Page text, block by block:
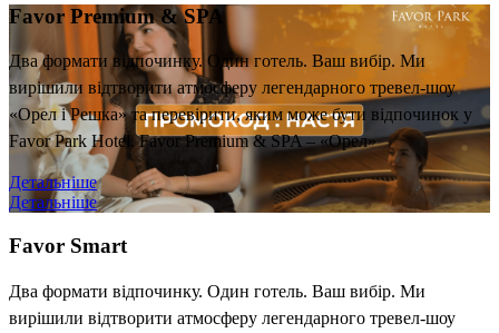
Favor Premium & SPA
Два формати відпочинку. Один готель. Ваш вибір. Ми
вирішили відтворити атмосферу легендарного тревел-шоу
«Орел і Решка» та перевірити, яким може бути відпочинок у
Favor Park Hotel. Favor Premium & SPA – «Орел»
Детальніше
Детальніше
Favor Smart
Два формати відпочинку. Один готель. Ваш вибір. Ми
вирішили відтворити атмосферу легендарного тревел-шоу